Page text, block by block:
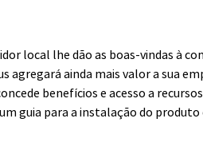
local lhe dão as boas-vindas à
agregará ainda mais valor a sua
benefícios e acesso a
guia para a instalação do